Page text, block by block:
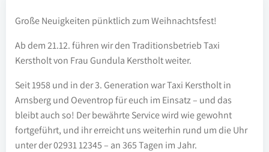
Große Neuigkeiten pünktlich zum Weihnachtsfest!
Ab dem 21.12. führen wir den Traditionsbetrieb Taxi
Kerstholt von Frau Gundula Kerstholt weiter.
Seit 1958 und in der 3. Generation war Taxi Kerstholt in
Arnsberg und Oeventrop für euch im Einsatz – und das
bleibt auch so! Der bewährte Service wird wie gewohnt
fortgeführt, und ihr erreicht uns weiterhin rund um die Uhr
unter der 02931 12345 – an 365 Tagen im Jahr.